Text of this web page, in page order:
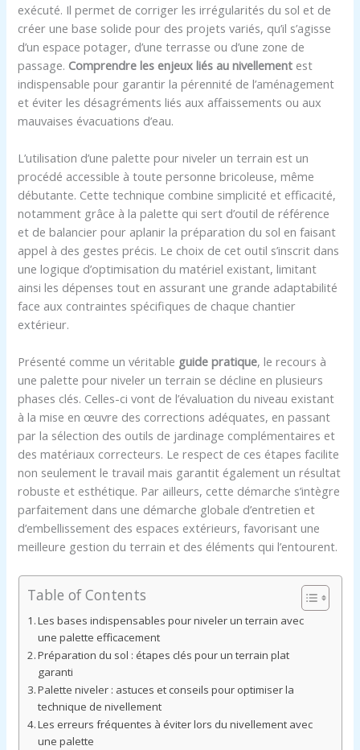
exécuté. Il permet de corriger les irrégularités du sol et de
créer une base solide pour des projets variés, qu’il s’agisse
d’un espace potager, d’une terrasse ou d’une zone de
passage. Comprendre les enjeux liés au nivellement est
indispensable pour garantir la pérennité de l’aménagement
et éviter les désagréments liés aux affaissements ou aux
mauvaises évacuations d’eau.
L’utilisation d’une palette pour niveler un terrain est un
procédé accessible à toute personne bricoleuse, même
débutante. Cette technique combine simplicité et efficacité,
notamment grâce à la palette qui sert d’outil de référence
et de balancier pour aplanir la préparation du sol en faisant
appel à des gestes précis. Le choix de cet outil s’inscrit dans
une logique d’optimisation du matériel existant, limitant
ainsi les dépenses tout en assurant une grande adaptabilité
face aux contraintes spécifiques de chaque chantier
extérieur.
Présenté comme un véritable guide pratique, le recours à
une palette pour niveler un terrain se décline en plusieurs
phases clés. Celles-ci vont de l’évaluation du niveau existant
à la mise en œuvre des corrections adéquates, en passant
par la sélection des outils de jardinage complémentaires et
des matériaux correcteurs. Le respect de ces étapes facilite
non seulement le travail mais garantit également un résultat
robuste et esthétique. Par ailleurs, cette démarche s’intègre
parfaitement dans une démarche globale d’entretien et
d’embellissement des espaces extérieurs, favorisant une
meilleure gestion du terrain et des éléments qui l’entourent.
Table of Contents
Les bases indispensables pour niveler un terrain avec
une palette efficacement
Préparation du sol : étapes clés pour un terrain plat
garanti
Palette niveler : astuces et conseils pour optimiser la
technique de nivellement
Les erreurs fréquentes à éviter lors du nivellement avec
une palette